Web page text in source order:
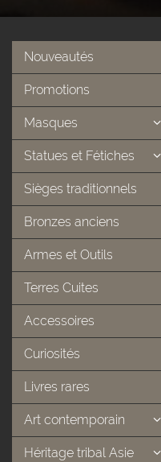
Nouveautés
Promotions
Masques
Statues et Fétiches
Sièges traditionnels
Bronzes anciens
Armes et Outils
Terres Cuites
Accessoires
Curiosités
Livres rares
Art contemporain
Héritage tribal Asie